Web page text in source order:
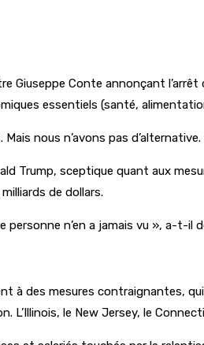
Giuseppe Conte annonçant
essentiels (santé,
nous n’avons pas
Trump, sceptique quant aux
de dollars.
personne n’en a jamais vu », a-t-il
à des mesures contraignantes,
L’Illinois, le New Jersey, le